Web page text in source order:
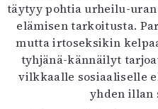
Tilaus ja
täytyy pohtia urheilu-
elämisen tarkoitusta.
mutta irtoseksikin
tyhjänä-kännäilyt
vilkkaalle sosiaaliselle
yhden illan